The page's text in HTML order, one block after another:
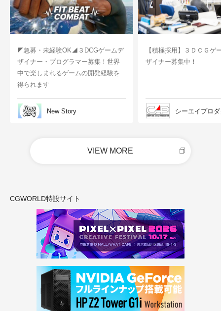
◤急募・未経験OK◢３DCGゲームデ
ザイナー・プログラマー募集！世界
中で楽しまれるゲームの開発経験を
得られます
New Story
【積極採用】３ＤＣＧゲ
ザイナー募集中！
シーエイプロ
VIEW MORE
CGWORLD特設サイト